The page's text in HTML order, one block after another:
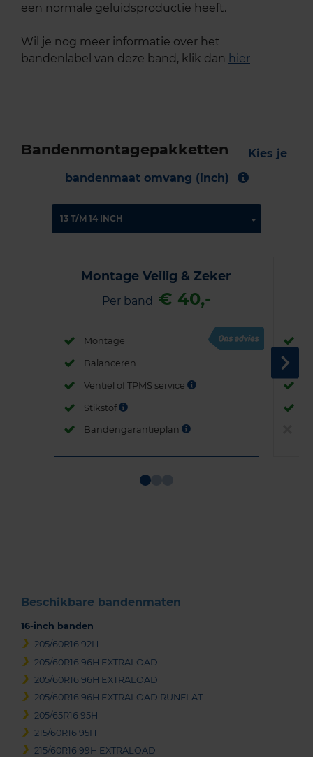
een normale geluidsproductie heeft.
Wil je nog meer informatie over het
bandenlabel van deze band, klik dan hier
Bandenmontagepakketten
Kies je
bandenmaat omvang (inch)
Montage Veilig & Zeker
Per band € 40,-
Montage
Balanceren
Ventiel of TPMS service
Stikstof
Bandengarantieplan
Beschikbare bandenmaten
16-inch banden
205/60R16 92H
205/60R16 96H EXTRALOAD
205/60R16 96H EXTRALOAD
205/60R16 96H EXTRALOAD RUNFLAT
205/65R16 95H
215/60R16 95H
215/60R16 99H EXTRALOAD